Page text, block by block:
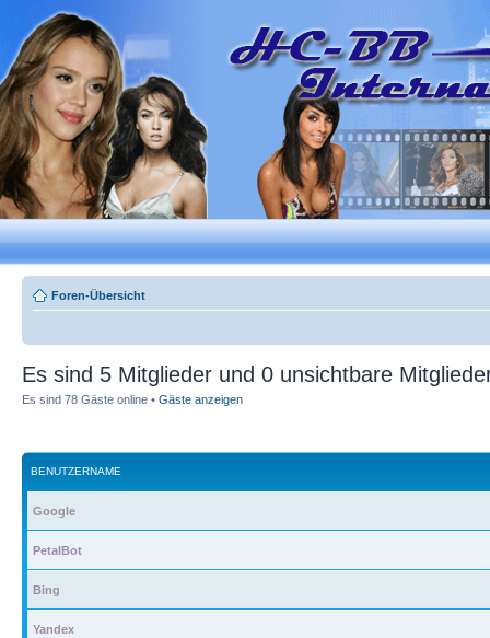
Foren-Übersicht
Es sind 5 Mitglieder und 0 unsichtbare
Es sind 78 Gäste online • Gäste anzeigen
BENUTZERNAME
Google
PetalBot
Bing
Yandex